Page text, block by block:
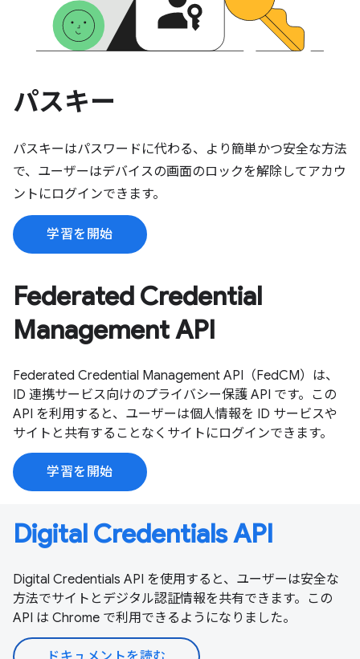
パスキー
パスキーはパスワードに代わる、より簡単かつ安全な方法
で、ユーザーはデバイスの画面のロックを解除してアカウ
ントにログインできます。
学習を開始
Federated Credential
Management API
Federated Credential Management API（FedCM）は、
ID 連携サービス向けのプライバシー保護 API です。この
API を利用すると、ユーザーは個人情報を ID サービスや
サイトと共有することなくサイトにログインできます。
学習を開始
Digital Credentials API
Digital Credentials API を使用すると、ユーザーは安全な
方法でサイトとデジタル認証情報を共有できます。この
API は Chrome で利用できるようになりました。